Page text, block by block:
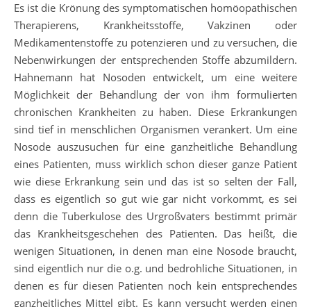
Es ist die Krönung des symptomatischen homöopathischen
Therapierens, Krankheitsstoffe, Vakzinen oder
Medikamentenstoffe zu potenzieren und zu versuchen, die
Nebenwirkungen der entsprechenden Stoffe abzumildern.
Hahnemann hat Nosoden entwickelt, um eine weitere
Möglichkeit der Behandlung der von ihm formulierten
chronischen Krankheiten zu haben. Diese Erkrankungen
sind tief in menschlichen Organismen verankert. Um eine
Nosode auszusuchen für eine ganzheitliche Behandlung
eines Patienten, muss wirklich schon dieser ganze Patient
wie diese Erkrankung sein und das ist so selten der Fall,
dass es eigentlich so gut wie gar nicht vorkommt, es sei
denn die Tuberkulose des Urgroßvaters bestimmt primär
das Krankheitsgeschehen des Patienten. Das heißt, die
wenigen Situationen, in denen man eine Nosode braucht,
sind eigentlich nur die o.g. und bedrohliche Situationen, in
denen es für diesen Patienten noch kein entsprechendes
ganzheitliches Mittel gibt. Es kann versucht werden einen